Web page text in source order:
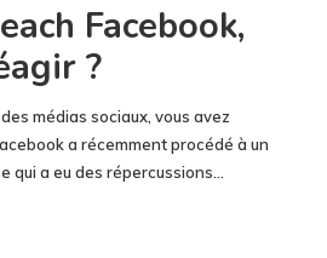
Facebook,
?
médias sociaux, vous avez
a récemment procédé à un
qui a eu des répercussions…